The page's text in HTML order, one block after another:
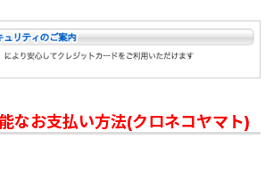
なお支払い方法(クロネコヤマト)